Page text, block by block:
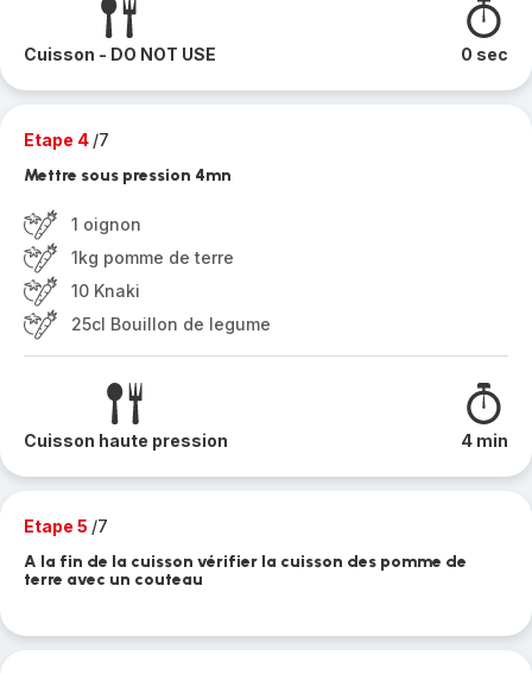
Cuisson - DO NOT USE 0 sec
Etape 4 /7
Mettre sous pression 4mn
1 oignon
1kg pomme de terre
10 Knaki
25cl Bouillon de legume
Cuisson haute pression 4 min
Etape 5 /7
A la fin de la cuisson vérifier la cuisson des pomme de
terre avec un couteau